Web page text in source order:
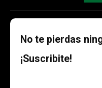
No te pierdas
¡Suscribite!